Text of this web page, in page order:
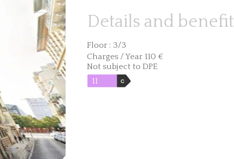
Details and benefit
Floor : 3/3
Charges / Year 110 €
Not subject to DPE
11